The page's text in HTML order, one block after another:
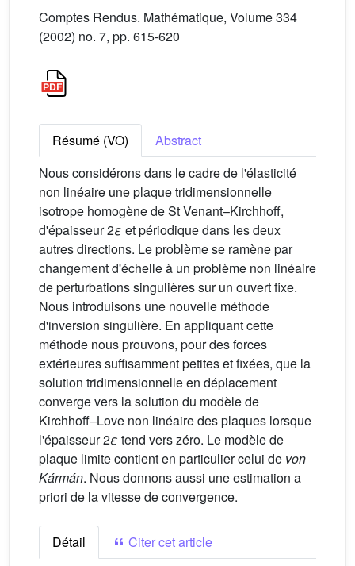
Comptes Rendus. Mathématique, Volume 334
(2002) no. 7, pp. 615-620
Résumé (VO)
Abstract
Nous considérons dans le cadre de l'élasticité
non linéaire une plaque tridimensionnelle
isotrope homogène de St Venant–Kirchhoff,
d'épaisseur 2ε et périodique dans les deux
autres directions. Le problème se ramène par
changement d'échelle à un problème non linéaire
de perturbations singulières sur un ouvert fixe.
Nous introduisons une nouvelle méthode
d'inversion singulière. En appliquant cette
méthode nous prouvons, pour des forces
extérieures suffisamment petites et fixées, que la
solution tridimensionnelle en déplacement
converge vers la solution du modèle de
Kirchhoff–Love non linéaire des plaques lorsque
l'épaisseur 2ε tend vers zéro. Le modèle de
plaque limite contient en particulier celui de von
Kármán. Nous donnons aussi une estimation a
priori de la vitesse de convergence.
Détail
Citer cet article